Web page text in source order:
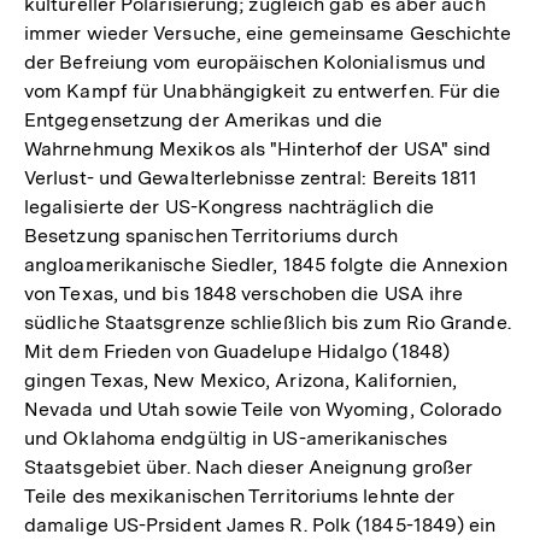
immer wieder Versuche, eine gemeinsame Geschichte
der Befreiung vom europäischen Kolonialismus und
vom Kampf für Unabhängigkeit zu entwerfen. Für die
Entgegensetzung der Amerikas und die
Wahrnehmung Mexikos als "Hinterhof der USA" sind
Verlust- und Gewalterlebnisse zentral: Bereits 1811
legalisierte der US-Kongress nachträglich die
Besetzung spanischen Territoriums durch
angloamerikanische Siedler, 1845 folgte die Annexion
von Texas, und bis 1848 verschoben die USA ihre
südliche Staatsgrenze schließlich bis zum Rio Grande.
Mit dem Frieden von Guadelupe Hidalgo (1848)
gingen Texas, New Mexico, Arizona, Kalifornien,
Nevada und Utah sowie Teile von Wyoming, Colorado
und Oklahoma endgültig in US-amerikanisches
Staatsgebiet über. Nach dieser Aneignung großer
Teile des mexikanischen Territoriums lehnte der
damalige US-Prsident James R. Polk (1845-1849) ein